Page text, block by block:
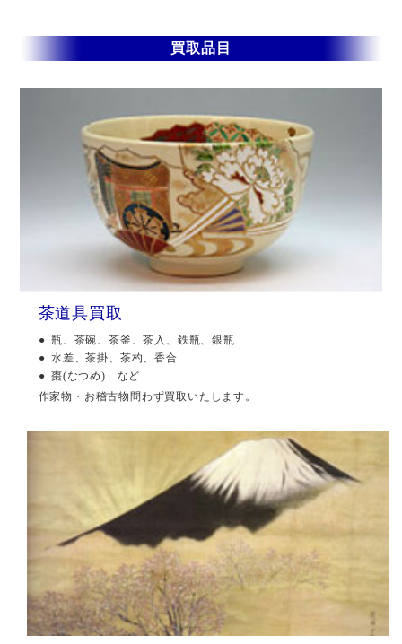
買取品目
茶道具買取
瓶、茶碗、茶釜、茶入、鉄瓶、銀瓶
水差、茶掛、茶杓、香合
棗(なつめ) など
作家物・お稽古物問わず買取いたします。